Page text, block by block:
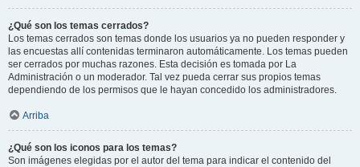
¿Qué son los temas cerrados?
Los temas cerrados son temas donde los usuarios ya no pueden responder y
las encuestas allí contenidas terminaron automáticamente. Los temas pueden
ser cerrados por muchas razones. Esta decisión es tomada por La
Administración o un moderador. Tal vez pueda cerrar sus propios temas
dependiendo de los permisos que le hayan concedido los administradores.
Arriba
¿Qué son los iconos para los temas?
Son imágenes elegidas por el autor del tema para indicar el contenido del